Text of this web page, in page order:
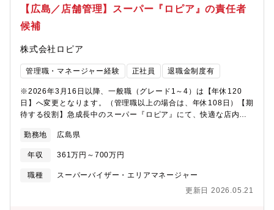
のあるヒット商品を生み出します。例）生地から手作りマルゲリ
ータ、キンパ、スイーツなど【キャリアパス】チーフ候補として
入社した場合は、最短2～3ヶ月/平均10～12ヶ月にて、チーフへ
で部長就任事例有）やグループ会社役員・社長（最年少34歳で代
表就任事例有）を目指すことができます。※チーフ最高実績年
収：1000万円以上／チーフ以上平均年収：700万円以上（平均年
です～ a:バリバリ稼げる総合職 b:指定エリア内限定勤務職種
c:転居を伴う異動なしのホーム限定職※上記により年収の変動あり
【魅力】同社は各売場のチーフが自ら買付を行い、販売価格を決
定する事業部制を採用。精肉・鮮魚・青果・食品・惣菜の各部門
います。「100％売場主導」による製造小売こそがロピアの目指す
店長がすべての裁量を持っているわけではなく、各部門長が売り
場を管理しています。地域やお客様のニーズを的確に掴み、その
【広島／店舗管理】スーパー『ロピア』の責任者
候補
株式会社ロピア
管理職・マネージャー経験 正社員 退職金制度有
※2026年3月16日以降、一般職（グレード1～4）は【年休120
日】へ変更となります。（管理職以上の場合は、年休108日）【期
待する役割】急成長中のスーパー『ロピア』にて、快適な店内お
せします。周囲との関係構築やコミュニケーションが好きな方大
歓迎です。【職務内容】■従業員や顧客の管理■店舗の設備管理■人
事労務や総務業務■レジ管理 など※将来的に店長になれば、各売
り場(精肉/鮮魚/青果/惣菜/食品)のチーフ陣の取りまとめ等も行っ
【キャリアパス】実力・成果に応じて、早期にキャリア＆給与ア
勤務地 広島県
年収 361万円～700万円
職種
スーパーバイザー・エリアマネージャー
更新日 2026.05.21